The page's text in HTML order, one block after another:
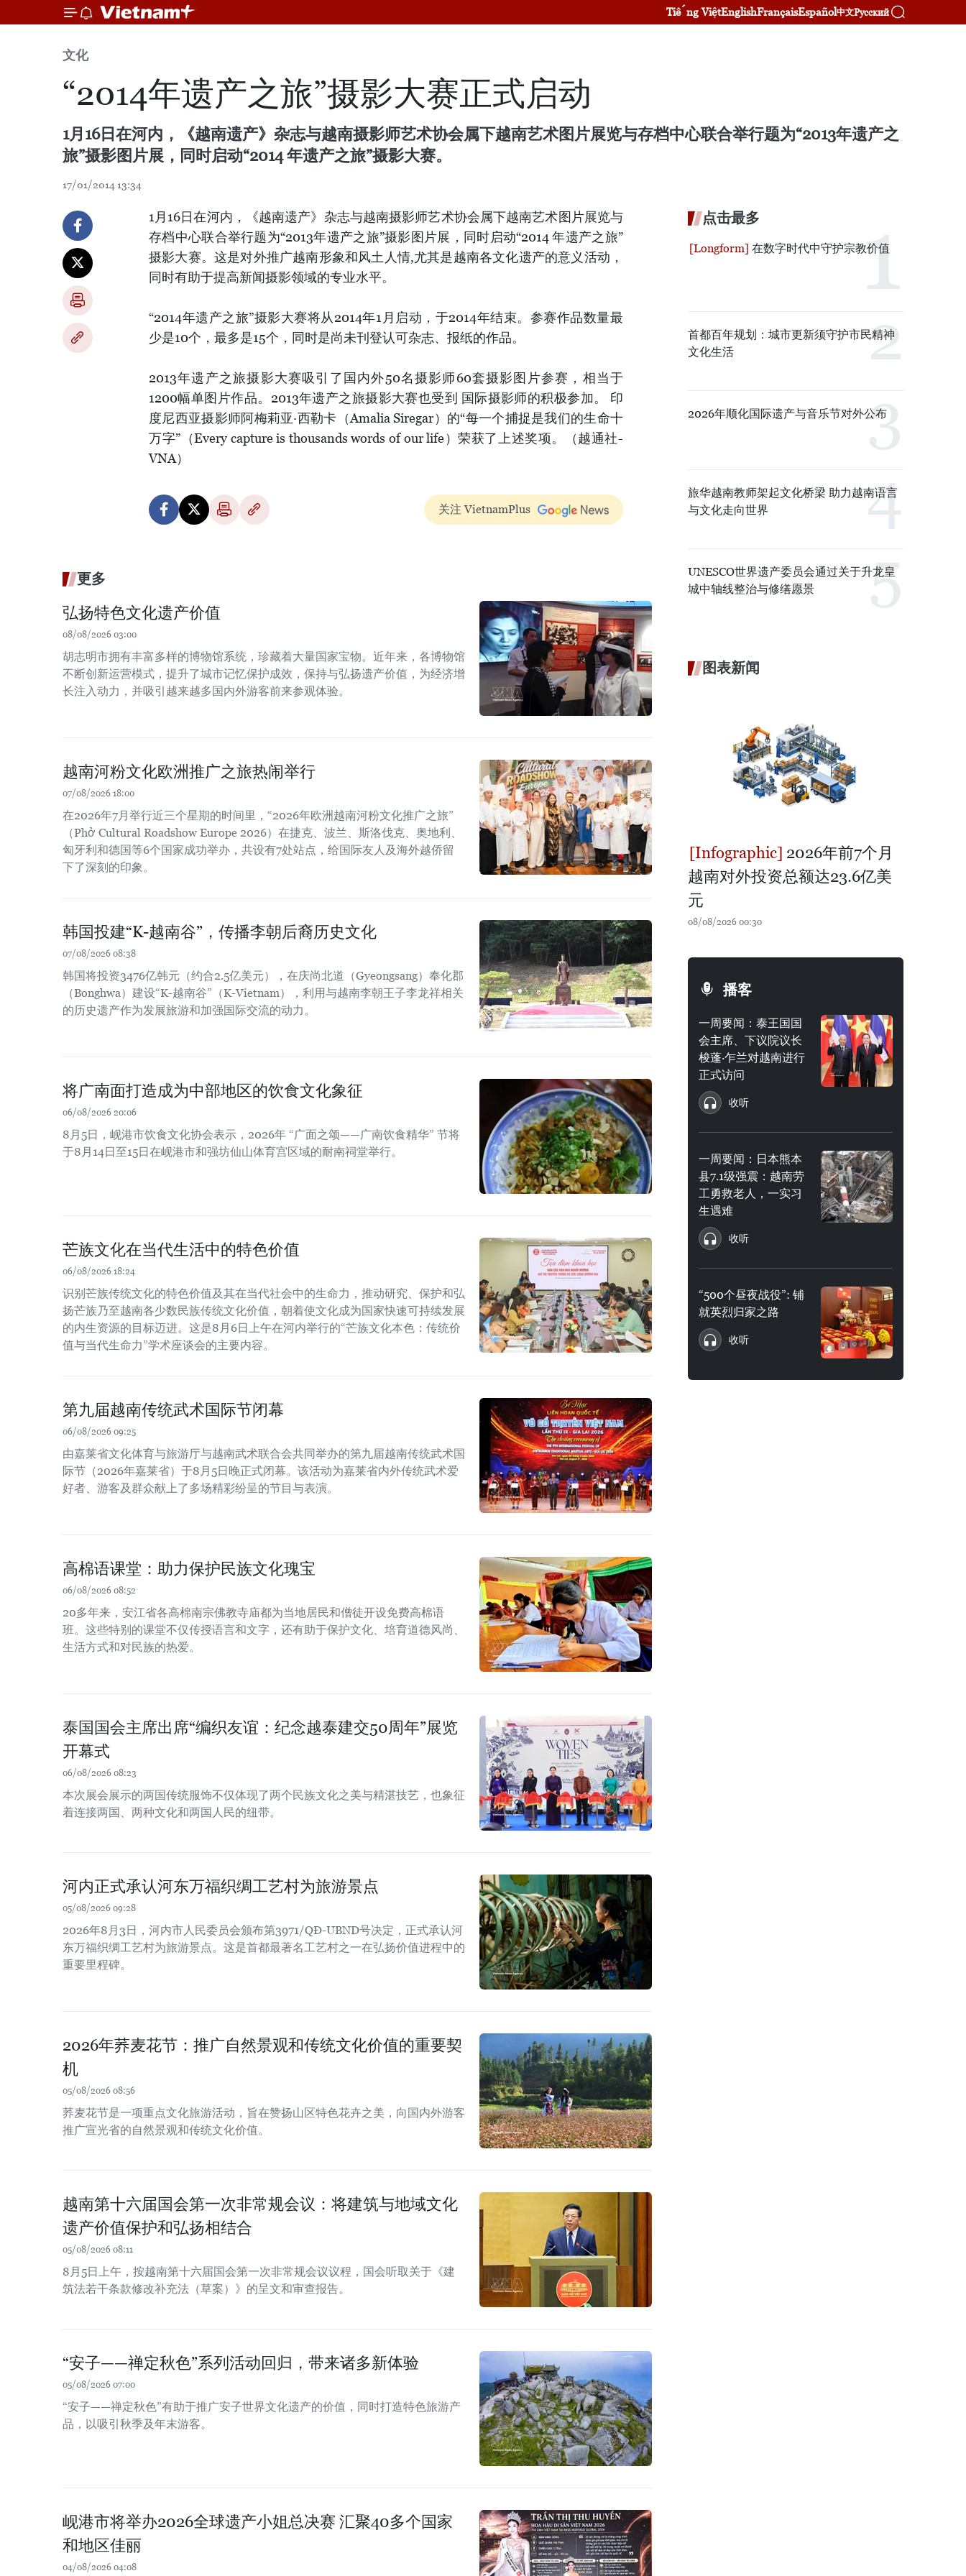
Tiếng ViệtEnglishFrançaisEspañol中文Русский
文化
“2014年遗产之旅”摄影大赛正式启动
1月16日在河内，《越南遗产》杂志与越南摄影师艺术协会属下越南艺术图片展览与存档中心联合举行题为“2013年遗产之
旅”摄影图片展，同时启动“2014 年遗产之旅”摄影大赛。
17/01/2014 13:34
1月16日在河内，《越南遗产》杂志与越南摄影师艺术协会属下越南艺术图片展览与
存档中心联合举行题为“2013年遗产之旅”摄影图片展，同时启动“2014 年遗产之旅”
摄影大赛。这是对外推广越南形象和风土人情,尤其是越南各文化遗产的意义活动，
同时有助于提高新闻摄影领域的专业水平。
“2014年遗产之旅”摄影大赛将从2014年1月启动，于2014年结束。参赛作品数量最
少是10个，最多是15个，同时是尚未刊登认可杂志、报纸的作品。
2013年遗产之旅摄影大赛吸引了国内外50名摄影师60套摄影图片参赛，相当于
1200幅单图片作品。2013年遗产之旅摄影大赛也受到 国际摄影师的积极参加。 印
度尼西亚摄影师阿梅莉亚·西勒卡（Amalia Siregar）的“每一个捕捉是我们的生命十
万字”（Every capture is thousands words of our life）荣获了上述奖项。（越通社-
VNA）
关注 VietnamPlus
更多
弘扬特色文化遗产价值
08/08/2026 03:00
胡志明市拥有丰富多样的博物馆系统，珍藏着大量国家宝物。近年来，各博物馆
不断创新运营模式，提升了城市记忆保护成效，保持与弘扬遗产价值，为经济增
长注入动力，并吸引越来越多国内外游客前来参观体验。
越南河粉文化欧洲推广之旅热闹举行
07/08/2026 18:00
在2026年7月举行近三个星期的时间里，“2026年欧洲越南河粉文化推广之旅”
（Phở Cultural Roadshow Europe 2026）在捷克、波兰、斯洛伐克、奥地利、
匈牙利和德国等6个国家成功举办，共设有7处站点，给国际友人及海外越侨留
下了深刻的印象。
韩国投建“K-越南谷”，传播李朝后裔历史文化
07/08/2026 08:38
韩国将投资3476亿韩元（约合2.5亿美元），在庆尚北道（Gyeongsang）奉化郡
（Bonghwa）建设“K-越南谷”（K-Vietnam），利用与越南李朝王子李龙祥相关
的历史遗产作为发展旅游和加强国际交流的动力。
将广南面打造成为中部地区的饮食文化象征
06/08/2026 20:06
8月5日，岘港市饮食文化协会表示，2026年 “广面之颂——广南饮食精华” 节将
于8月14日至15日在岘港市和强坊仙山体育宫区域的耐南祠堂举行。
芒族文化在当代生活中的特色价值
06/08/2026 18:24
识别芒族传统文化的特色价值及其在当代社会中的生命力，推动研究、保护和弘
扬芒族乃至越南各少数民族传统文化价值，朝着使文化成为国家快速可持续发展
的内生资源的目标迈进。这是8月6日上午在河内举行的“芒族文化本色：传统价
值与当代生命力”学术座谈会的主要内容。
第九届越南传统武术国际节闭幕
06/08/2026 09:25
由嘉莱省文化体育与旅游厅与越南武术联合会共同举办的第九届越南传统武术国
际节（2026年嘉莱省）于8月5日晚正式闭幕。该活动为嘉莱省内外传统武术爱
好者、游客及群众献上了多场精彩纷呈的节目与表演。
高棉语课堂：助力保护民族文化瑰宝
06/08/2026 08:52
20多年来，安江省各高棉南宗佛教寺庙都为当地居民和僧徒开设免费高棉语
班。这些特别的课堂不仅传授语言和文字，还有助于保护文化、培育道德风尚、
生活方式和对民族的热爱。
泰国国会主席出席“编织友谊：纪念越泰建交50周年”展览
开幕式
06/08/2026 08:23
本次展会展示的两国传统服饰不仅体现了两个民族文化之美与精湛技艺，也象征
着连接两国、两种文化和两国人民的纽带。
河内正式承认河东万福织绸工艺村为旅游景点
05/08/2026 09:28
2026年8月3日，河内市人民委员会颁布第3971/QĐ-UBND号决定，正式承认河
东万福织绸工艺村为旅游景点。这是首都最著名工艺村之一在弘扬价值进程中的
重要里程碑。
2026年荞麦花节：推广自然景观和传统文化价值的重要契
机
05/08/2026 08:56
荞麦花节是一项重点文化旅游活动，旨在赞扬山区特色花卉之美，向国内外游客
推广宣光省的自然景观和传统文化价值。
越南第十六届国会第一次非常规会议：将建筑与地域文化
遗产价值保护和弘扬相结合
05/08/2026 08:11
8月5日上午，按越南第十六届国会第一次非常规会议议程，国会听取关于《建
筑法若干条款修改补充法（草案）》的呈文和审查报告。
“安子——禅定秋色”系列活动回归，带来诸多新体验
05/08/2026 07:00
“安子——禅定秋色”有助于推广安子世界文化遗产的价值，同时打造特色旅游产
品，以吸引秋季及年末游客。
岘港市将举办2026全球遗产小姐总决赛 汇聚40多个国家
和地区佳丽
04/08/2026 04:08
点击最多
在数字时代中守护宗教价值
首都百年规划：城市更新须守护市民精神
文化生活
2026年顺化国际遗产与音乐节对外公布
旅华越南教师架起文化桥梁 助力越南语言
与文化走向世界
UNESCO世界遗产委员会通过关于升龙皇
城中轴线整治与修缮愿景
图表新闻
2026年前7个月
越南对外投资总额达23.6亿美
元
08/08/2026 00:30
播客
一周要闻：泰王国国
会主席、下议院议长
梭蓬·乍兰对越南进行
正式访问
收听
一周要闻：日本熊本
县7.1级强震：越南劳
工勇救老人，一实习
生遇难
收听
“500个昼夜战役”: 铺
就英烈归家之路
收听